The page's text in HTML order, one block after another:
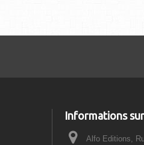
Informations
Alfo Editions,